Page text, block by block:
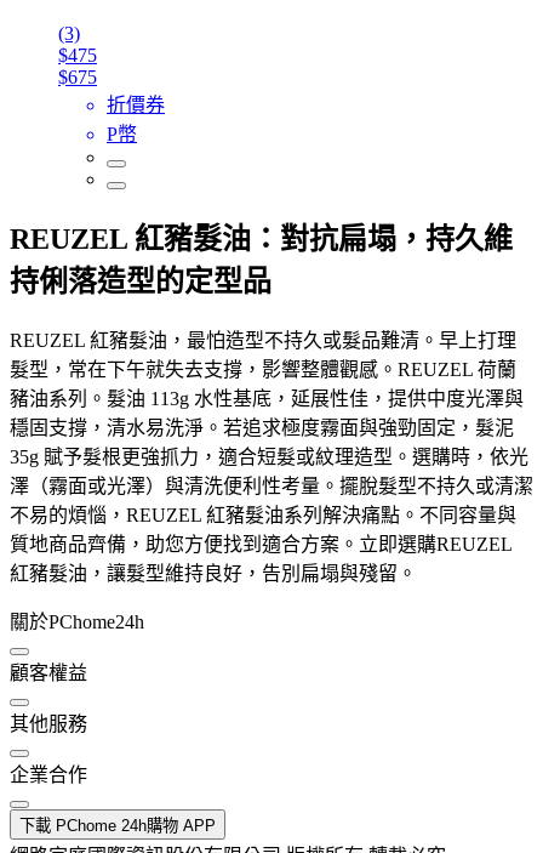
(3)
$475
$675
折價券
P幣
REUZEL 紅豬髮油：對抗扁塌，持久維
持俐落造型的定型品
REUZEL 紅豬髮油，最怕造型不持久或髮品難清。早上打理
髮型，常在下午就失去支撐，影響整體觀感。REUZEL 荷蘭
豬油系列。髮油 113g 水性基底，延展性佳，提供中度光澤與
穩固支撐，清水易洗淨。若追求極度霧面與強勁固定，髮泥
35g 賦予髮根更強抓力，適合短髮或紋理造型。選購時，依光
澤（霧面或光澤）與清洗便利性考量。擺脫髮型不持久或清潔
不易的煩惱，REUZEL 紅豬髮油系列解決痛點。不同容量與
質地商品齊備，助您方便找到適合方案。立即選購REUZEL
紅豬髮油，讓髮型維持良好，告別扁塌與殘留。
關於PChome24h
顧客權益
其他服務
企業合作
下載 PChome 24h購物 APP